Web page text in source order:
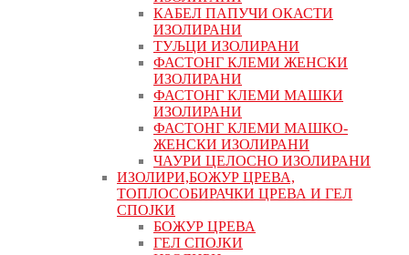
КАБЕЛ ПАПУЧИ ОКАСТИ
ИЗОЛИРАНИ
ТУЉЦИ ИЗОЛИРАНИ
ФАСТОНГ КЛЕМИ ЖЕНСКИ
ИЗОЛИРАНИ
ФАСТОНГ КЛЕМИ МАШКИ
ИЗОЛИРАНИ
ФАСТОНГ КЛЕМИ МАШКO-
ЖЕНСКИ ИЗОЛИРАНИ
ЧАУРИ ЦЕЛОСНО ИЗОЛИРАНИ
ИЗОЛИРИ,БОЖУР ЦРЕВА,
ТОПЛОСОБИРАЧКИ ЦРЕВА И ГЕЛ
СПОЈКИ
БОЖУР ЦРЕВА
ГЕЛ СПОЈКИ